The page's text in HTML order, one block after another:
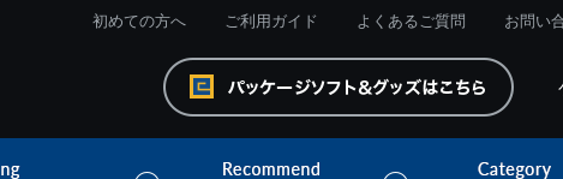
初めての方へ ご利用ガイド よくあるご質問 お問い